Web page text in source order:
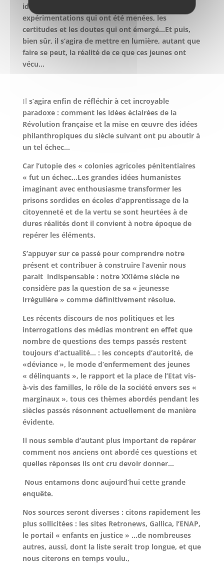
idéologies qui se sont confrontés, les
expérimentations qui ont été menées, les
certitudes et les doutes qui ont émergé…Et puis,
bien sûr, il s’agira de mettre en lumière, autant que
faire se peut, la réalité de ce que ces jeunes ont
vécu…
Il s’agira enfin de réfléchir à cet incroyable
paradoxe : comment les idées éclairées de la
Révolution française et la mise en œuvre des idées
philanthropiques du siècle suivant ont pu aboutir à
un tel échec…
Car l’utopie des « colonies agricoles pénitentiaires
« fut un échec…Les grandes idées humanistes
imaginant avec enthousiasme transformer les
prisons sordides en écoles d’apprentissage de la
citoyenneté et de la vertu se sont heurtées à de
dures réalités dont il convient à notre époque de
repérer les éléments.
S’appuyer sur ce passé pour comprendre notre
présent et contribuer à construire l’avenir nous
parait indispensable : notre XXIème siècle ne
considère pas la question de sa « jeunesse
irrégulière » comme définitivement résolue.
Les récents discours de nos politiques et les
interrogations des médias montrent en effet que
nombre de questions des temps passés restent
toujours d’actualité… : les concepts d’autorité, de
«déviance », le mode d’enfermement des jeunes
« délinquants », le rapport et la place de l’Etat vis-
à-vis des familles, le rôle de la société envers ses «
marginaux », tous ces thèmes abordés pendant les
siècles passés résonnent actuellement de manière
évidente.
Il nous semble d’autant plus important de repérer
comment nos anciens ont abordé ces questions et
quelles réponses ils ont cru devoir donner…
Nous entamons donc aujourd’hui cette grande
enquête.
Nos sources seront diverses : citons rapidement les
plus sollicitées : les sites Retronews, Gallica, l’ENAP,
le portail « enfants en justice » …de nombreuses
autres, aussi, dont la liste serait trop longue, et que
nous citerons en temps voulu.,